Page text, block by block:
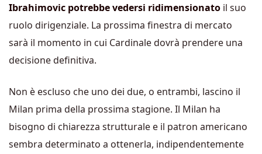
Ibrahimovic potrebbe vedersi ridimensionato il suo
ruolo dirigenziale. La prossima finestra di mercato
sarà il momento in cui Cardinale dovrà prendere una
decisione definitiva.
Non è escluso che uno dei due, o entrambi, lascino il
Milan prima della prossima stagione. Il Milan ha
bisogno di chiarezza strutturale e il patron americano
sembra determinato a ottenerla, indipendentemente